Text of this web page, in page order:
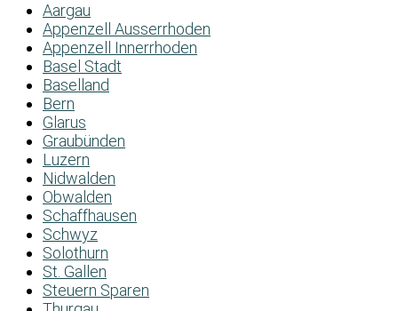
Aargau
Appenzell Ausserrhoden
Appenzell Innerrhoden
Basel Stadt
Baselland
Bern
Glarus
Graubünden
Luzern
Nidwalden
Obwalden
Schaffhausen
Schwyz
Solothurn
St. Gallen
Steuern Sparen